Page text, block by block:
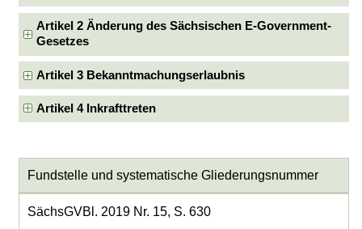
Artikel 2 Änderung des Sächsischen E-Government-
Gesetzes
Artikel 3 Bekanntmachungserlaubnis
Artikel 4 Inkrafttreten
Fundstelle und systematische Gliederungsnummer
SächsGVBl. 2019 Nr. 15, S. 630